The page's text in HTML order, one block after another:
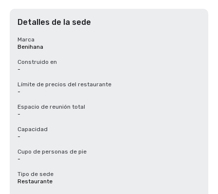
Detalles de la sede
Marca
Benihana
Construido en
-
Límite de precios del restaurante
-
Espacio de reunión total
-
Capacidad
-
Cupo de personas de pie
-
Tipo de sede
Restaurante